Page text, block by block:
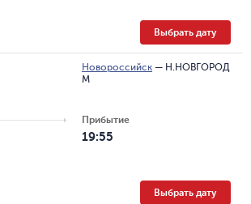
Выбрать дату
Новороссийск — Н.НОВГОРОД
М
Прибытие
19:55
Выбрать дату